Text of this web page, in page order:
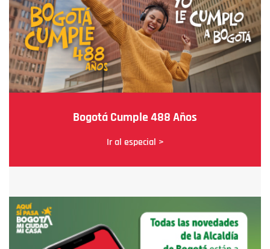
Bogotá Cumple 488 Años
Ir al especial >